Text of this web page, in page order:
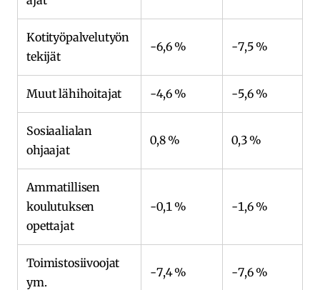
Kotityöpalvelutyön
tekijät
-6,6 % -7,5 %
Muut lähihoitajat -4,6 % -5,6 %
Sosiaalialan
ohjaajat
0,8 % 0,3 %
Ammatillisen
koulutuksen
opettajat
-0,1 % -1,6 %
Toimistosiivoojat
ym.
-7,4 % -7,6 %